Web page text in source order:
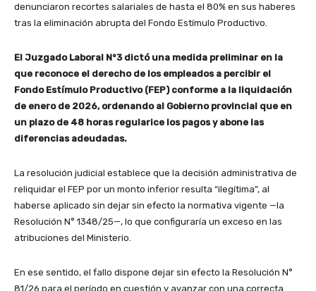
denunciaron recortes salariales de hasta el 80% en sus haberes
tras la eliminación abrupta del Fondo Estímulo Productivo.
El Juzgado Laboral N°3 dictó una medida preliminar en la
que reconoce el derecho de los empleados a percibir el
Fondo Estímulo Productivo (FEP) conforme a la liquidación
de enero de 2026, ordenando al Gobierno provincial que en
un plazo de 48 horas regularice los pagos y abone las
diferencias adeudadas.
La resolución judicial establece que la decisión administrativa de
reliquidar el FEP por un monto inferior resulta “ilegítima”, al
haberse aplicado sin dejar sin efecto la normativa vigente —la
Resolución N° 1348/25—, lo que configuraría un exceso en las
atribuciones del Ministerio.
En ese sentido, el fallo dispone dejar sin efecto la Resolución N°
81/26 para el período en cuestión y avanzar con una correcta